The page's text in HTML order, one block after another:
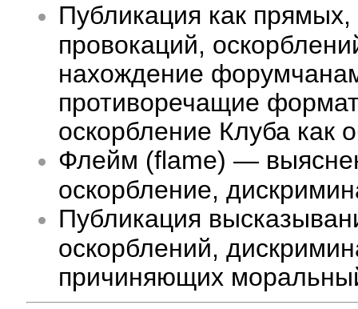
Публикация как
провокаций,
нахождение
противоречащие
оскорбление Клуба как
Флейм (flame) —
оскорбление,
Публикация
оскорблений,
причиняющих